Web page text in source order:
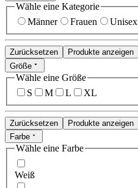
Wähle eine Kategorie
Männer
Frauen Unisex
Zurücksetzen
Produkte anzeigen
Größe
Wähle eine Größe
S
M L XL
Zurücksetzen
Produkte anzeigen
Farbe
Wähle eine Farbe
Weiß